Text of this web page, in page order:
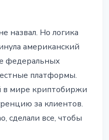
назвал. Но логика
американский
федеральных
платформы.
мире криптобиржи
за клиентов.
сделали все, чтобы